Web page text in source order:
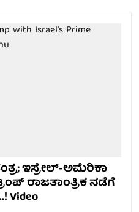
ಇಸ್ರೇಲ್-ಅಮೆರಿಕಾ
ರಾಜತಾಂತ್ರಿಕ ನಡೆಗೆ
Video